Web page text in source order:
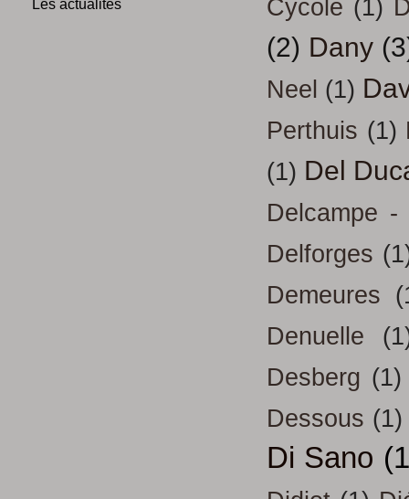
Cycole (1)
(2) Dany
Neel (1)
Perthuis (1)
(1) Del
Delcampe -
Delforges
Demeures
Denuelle
Desberg (1)
Dessous (1)
Di Sano
Les actualités